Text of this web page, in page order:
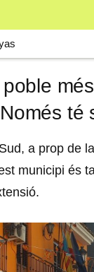
té
a prop de
municipi és